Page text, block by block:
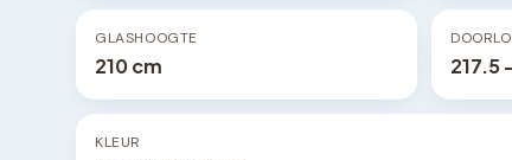
GLASHOOGTE
210 cm 217.5
KLEUR